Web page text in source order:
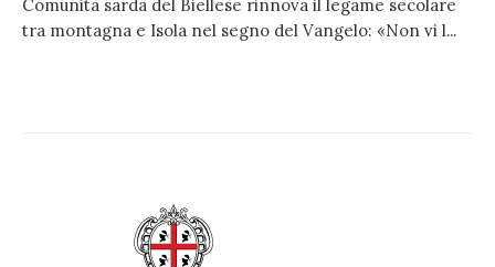
Comunità sarda del Biellese rinnova il legame secolare
tra montagna e Isola nel segno del Vangelo: «Non vi l...